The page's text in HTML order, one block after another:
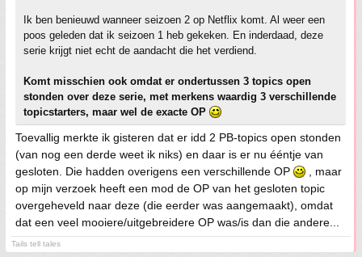
Ik ben benieuwd wanneer seizoen 2 op Netflix komt. Al weer een
poos geleden dat ik seizoen 1 heb gekeken. En inderdaad, deze
serie krijgt niet echt de aandacht die het verdiend.
Komt misschien ook omdat er ondertussen 3 topics open
stonden over deze serie, met merkens waardig 3 verschillende
topicstarters, maar wel de exacte OP
Toevallig merkte ik gisteren dat er idd 2 PB-topics open stonden
(van nog een derde weet ik niks) en daar is er nu ééntje van
gesloten. Die hadden overigens een verschillende OP
, maar
op mijn verzoek heeft een mod de OP van het gesloten topic
overgeheveld naar deze (die eerder was aangemaakt), omdat
dat een veel mooiere/uitgebreidere OP was/is dan die andere...
Tails tell tales